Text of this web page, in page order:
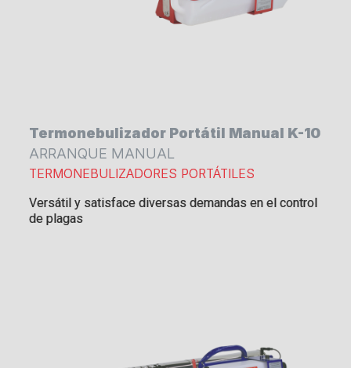
Termonebulizador Portátil Manual K-10
ARRANQUE MANUAL
TERMONEBULIZADORES PORTÁTILES
Versátil y satisface diversas demandas en el control
de plagas